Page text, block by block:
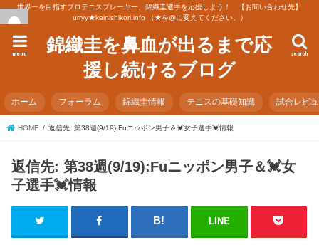
世界一を目指すプロテニスプレーヤー、錦織圭選手を応援しよう！ 【お問い合わせ先】
urryy★keinishikori.info （★を@に変えてください。）
錦織圭を鼻血が出るまで応
援し続けるブログ
search
menu
ホーム フォーラム 錦織圭情報 テニスの基礎知識 試合レビ
HOME 返信先: 第38週(9/19):Fuニッポン男子＆💓女子選手💓情報
返信先: 第38週(9/19):Fuニッポン男子＆💓女
子選手💓情報
LINE